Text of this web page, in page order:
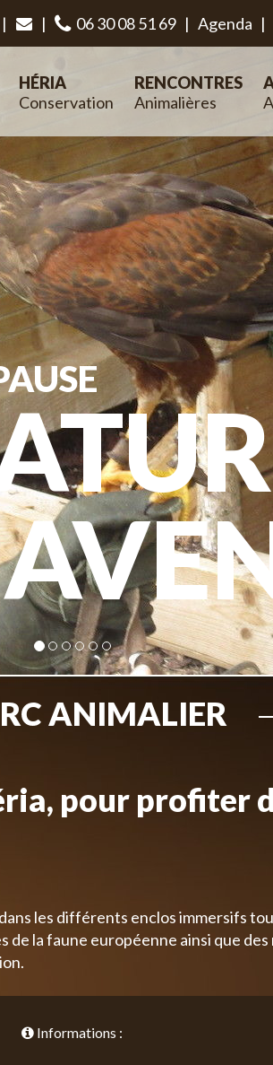
| | 06 30 08 51 69 | Agenda |
HÉRIA
Conservation
RENCONTRES
Animalières
ANIMALIER
pour profiter
les différents enclos immersifs
de la faune européenne ainsi que
Informations :